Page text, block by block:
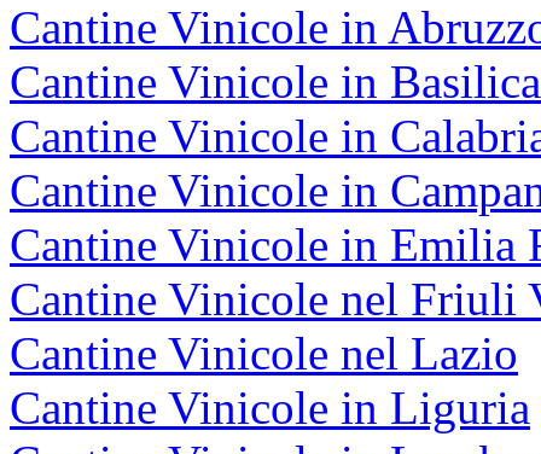
Cantine Vinicole in
Cantine Vinicole in
Cantine Vinicole in
Cantine Vinicole in
Cantine Vinicole in Emilia
Cantine Vinicole nel Friuli
Cantine Vinicole nel Lazio
Cantine Vinicole in Liguria